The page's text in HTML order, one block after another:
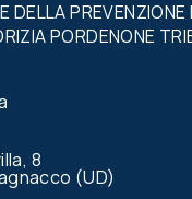
DELLA PREVENZIONE
PORDENONE
8
(UD)